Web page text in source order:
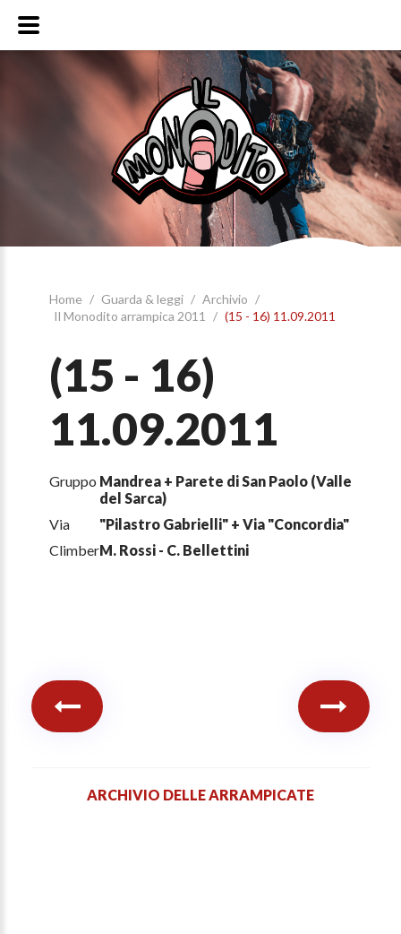
Home / Guarda & leggi / Archivio /
Il Monodito arrampica 2011
/ (15 - 16) 11.09.2011
(15 - 16)
11.09.2011
Gruppo Mandrea + Parete di San Paolo (Valle
del Sarca)
Via
"Pilastro Gabrielli" + Via "Concordia"
ClimberM. Rossi - C. Bellettini
ARCHIVIO DELLE ARRAMPICATE